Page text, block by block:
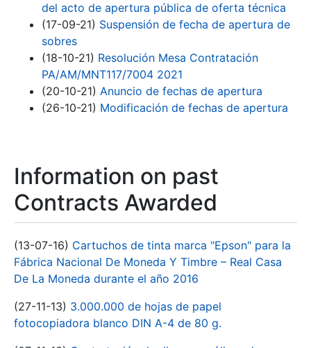
del acto de apertura pública de oferta técnica
(17-09-21) Suspensión de fecha de apertura de
sobres
(18-10-21) Resolución Mesa Contratación
PA/AM/MNT117/7004 2021
(20-10-21) Anuncio de fechas de apertura
(26-10-21) Modificación de fechas de apertura
Information on past
Contracts Awarded
(13-07-16) Cartuchos de tinta marca "Epson" para la
Fábrica Nacional De Moneda Y Timbre – Real Casa
De La Moneda durante el año 2016
(27-11-13) 3.000.000 de hojas de papel
fotocopiadora blanco DIN A-4 de 80 g.